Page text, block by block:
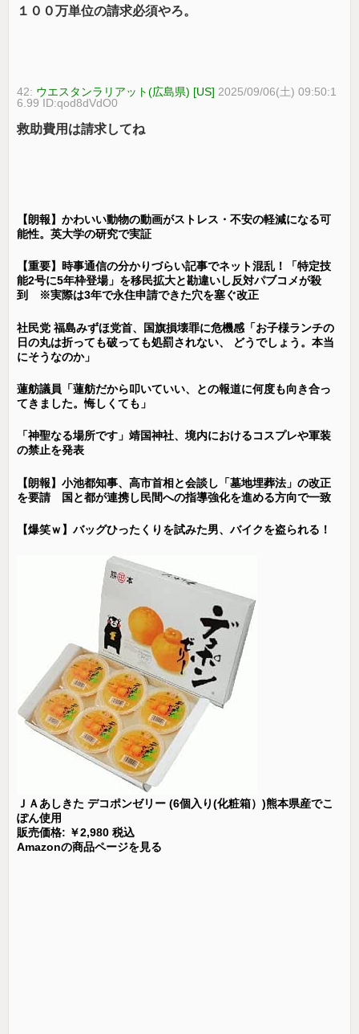
１００万単位の請求必須やろ。
42: ウエスタンラリアット(広島県) [US] 2025/09/06(土) 09:50:1
6.99 ID:qod8dVdO0
救助費用は請求してね
【朗報】かわいい動物の動画がストレス・不安の軽減になる可
能性。英大学の研究で実証
【重要】時事通信の分かりづらい記事でネット混乱！「特定技
能2号に5年枠登場」を移民拡大と勘違いし反対パブコメが殺
到 ※実際は3年で永住申請できた穴を塞ぐ改正
社民党 福島みずほ党首、国旗損壊罪に危機感「お子様ランチの
日の丸は折っても破っても処罰されない、 どうでしょう。本当
にそうなのか」
蓮舫議員「蓮舫だから叩いていい、との報道に何度も向き合っ
てきました。悔しくても」
「神聖なる場所です」靖国神社、境内におけるコスプレや軍装
の禁止を発表
【朗報】小池都知事、高市首相と会談し「墓地埋葬法」の改正
を要請 国と都が連携し民間への指導強化を進める方向で一致
【爆笑ｗ】バッグひったくりを試みた男、バイクを盗られる！
ＪＡあしきた デコポンゼリー (6個入り(化粧箱）)熊本県産でこ
ぽん使用
販売価格: ￥2,980 税込
Amazonの商品ページを見る